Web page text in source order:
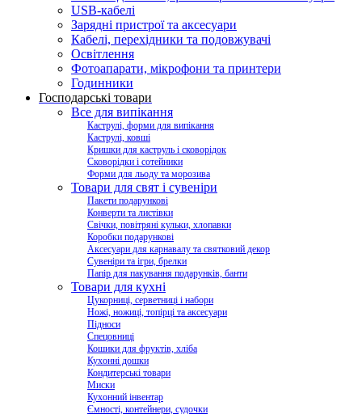
USB-кабелі
Зарядні пристрої та аксесуари
Кабелі, перехідники та подовжувачі
Освітлення
Фотоапарати, мікрофони та принтери
Годинники
Господарські товари
Все для випікання
Каструлі, форми для випікання
Каструлі, ковші
Кришки для каструль і сковорідок
Сковорідки і сотейники
Форми для льоду та морозива
Товари для свят і сувеніри
Пакети подарункові
Конверти та листівки
Свічки, повітряні кульки, хлопавки
Коробки подарункові
Аксесуари для карнавалу та святковий декор
Сувеніри та ігри, брелки
Папір для пакування подарунків, банти
Товари для кухні
Цукорниці, серветниці і набори
Ножі, ножиці, топірці та аксесуари
Підноси
Спецовниці
Кошики для фруктів, хліба
Кухонні дошки
Кондитерські товари
Миски
Кухонний інвентар
Ємності, контейнери, судочки